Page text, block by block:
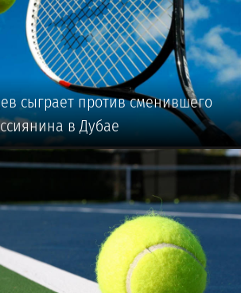
сыграет против сменившего
в Дубае